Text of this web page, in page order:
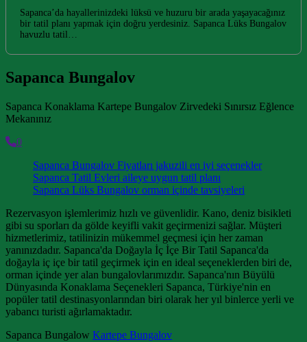
Sapanca’da hayallerinizdeki lüksü ve huzuru bir arada yaşayacağınız
bir tatil planı yapmak için doğru yerdesiniz. Sapanca Lüks Bungalov
havuzlu tatil…
Sapanca Bungalov
Sapanca Konaklama Kartepe Bungalov Zirvedeki Sınırsız Eğlence
Mekanınız
0
Sapanca Bungalov Fiyatları jakuzili en iyi seçenekler
Sapanca Tatil Evleri aileye uygun tatil planı
Sapanca Lüks Bungalov orman içinde tavsiyeleri
Rezervasyon işlemlerimiz hızlı ve güvenlidir. Kano, deniz bisikleti
gibi su sporları da gölde keyifli vakit geçirmenizi sağlar. Müşteri
hizmetlerimiz, tatilinizin mükemmel geçmesi için her zaman
yanınızdadır. Sapanca'da Doğayla İç İçe Bir Tatil Sapanca'da
doğayla iç içe bir tatil geçirmek için en ideal seçeneklerden biri de,
orman içinde yer alan bungalovlarımızdır. Sapanca'nın Büyülü
Dünyasında Konaklama Seçenekleri Sapanca, Türkiye'nin en
popüler tatil destinasyonlarından biri olarak her yıl binlerce yerli ve
yabancı turisti ağırlamaktadır.
Sapanca Bungalow Kartepe Bungalov